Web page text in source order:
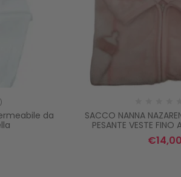
da
SACCO NANNA
PESANTE VESTE FINO
€14,00